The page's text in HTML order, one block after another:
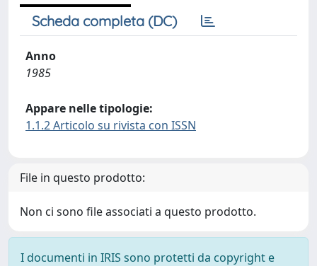
Scheda completa (DC)
Anno
1985
Appare nelle tipologie:
1.1.2 Articolo su rivista con ISSN
File in questo prodotto:
Non ci sono file associati a questo prodotto.
I documenti in IRIS sono protetti da copyright e